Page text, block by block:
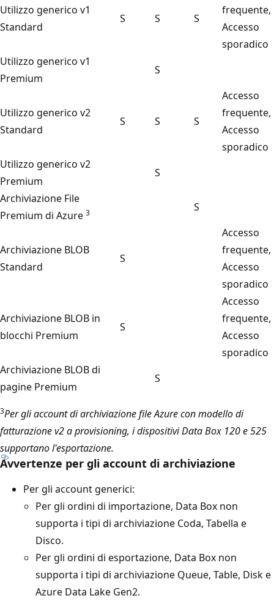
Utilizzo generico v1
Standard
S S S
frequente,
Accesso
sporadico
Utilizzo generico v1
Premium
S
Utilizzo generico v2
Standard
S S S
Accesso
frequente,
Accesso
sporadico
Utilizzo generico v2
Premium
S
Archiviazione File
Premium di Azure 3 S
Archiviazione BLOB
Standard
S
Accesso
frequente,
Accesso
sporadico
Archiviazione BLOB in
blocchi Premium
S
Accesso
frequente,
Accesso
sporadico
Archiviazione BLOB di
pagine Premium
S
3Per gli account di archiviazione file Azure con modello di
fatturazione v2 a provisioning, i dispositivi Data Box 120 e 525
supportano l'esportazione.
Avvertenze per gli account di archiviazione
Per gli account generici:
Per gli ordini di importazione, Data Box non
supporta i tipi di archiviazione Coda, Tabella e
Disco.
Per gli ordini di esportazione, Data Box non
supporta i tipi di archiviazione Queue, Table, Disk e
Azure Data Lake Gen2.